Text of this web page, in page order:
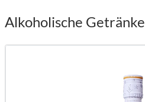
Alkoholische Getränke